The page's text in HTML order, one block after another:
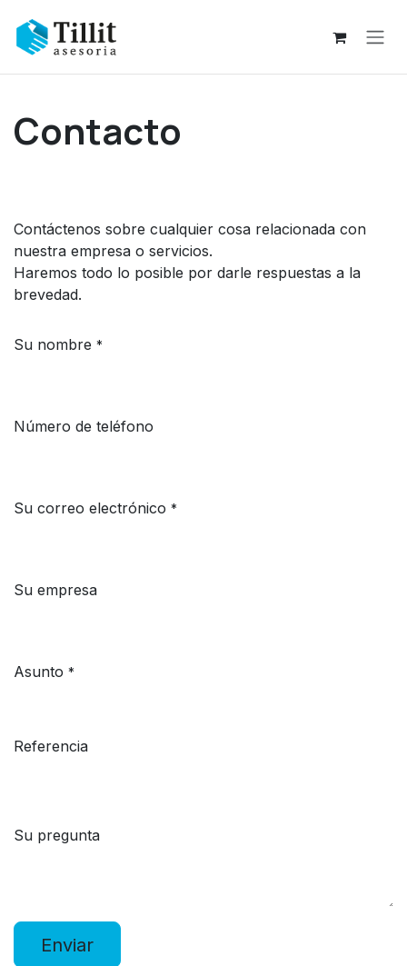
Contacto
Contáctenos sobre cualquier cosa relacionada con
nuestra empresa o servicios.
Haremos todo lo posible por darle respuestas a la
brevedad.
Su nombre *
Número de teléfono
Su correo electrónico *
Su empresa
Asunto *
Referencia
Su pregunta
Enviar